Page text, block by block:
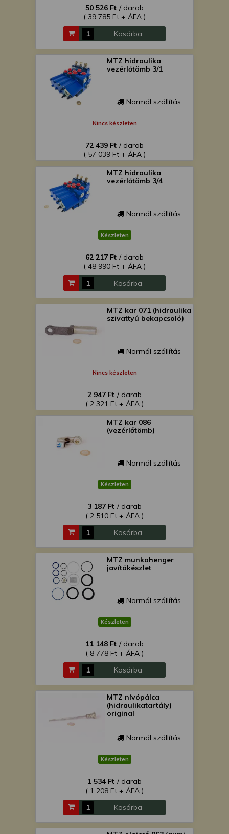
50 526 Ft / darab
( 39 785 Ft + ÁFA )
Kosárba
MTZ hidraulika
vezérlőtömb 3/1
Normál szállítás
Nincs készleten
72 439 Ft / darab
( 57 039 Ft + ÁFA )
MTZ hidraulika
vezérlőtömb 3/4
Normál szállítás
Készleten
62 217 Ft / darab
( 48 990 Ft + ÁFA )
Kosárba
MTZ kar 071 (hidraulika
szivattyú bekapcsoló)
Normál szállítás
Nincs készleten
2 947 Ft / darab
( 2 321 Ft + ÁFA )
MTZ kar 086
(vezérlőtömb)
Normál szállítás
Készleten
3 187 Ft / darab
( 2 510 Ft + ÁFA )
Kosárba
MTZ munkahenger
javítókészlet
Normál szállítás
Készleten
11 148 Ft / darab
( 8 778 Ft + ÁFA )
Kosárba
MTZ nívópálca
(hidraulikatartály)
original
Normál szállítás
Készleten
1 534 Ft / darab
( 1 208 Ft + ÁFA )
Kosárba